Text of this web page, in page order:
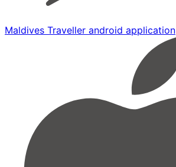
Maldives Traveller android application